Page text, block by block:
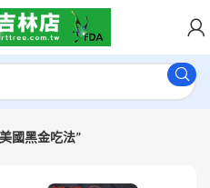
國黑金吃法”